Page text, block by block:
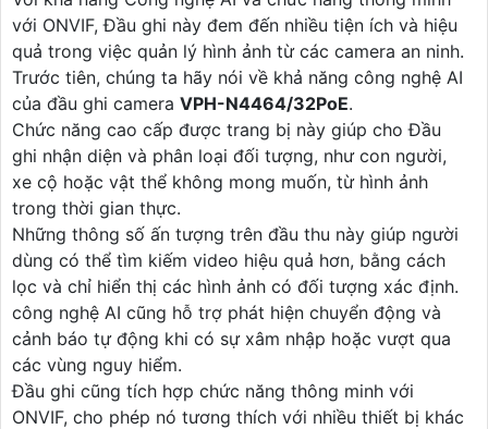
với ONVIF, Đầu ghi này đem đến nhiều tiện ích và hiệu
quả trong việc quản lý hình ảnh từ các camera an ninh.
Trước tiên, chúng ta hãy nói về khả năng công nghệ AI
của đầu ghi camera VPH-N4464/32PoE.
Chức năng cao cấp được trang bị này giúp cho Đầu
ghi nhận diện và phân loại đối tượng, như con người,
xe cộ hoặc vật thể không mong muốn, từ hình ảnh
trong thời gian thực.
Những thông số ấn tượng trên đầu thu này giúp người
dùng có thể tìm kiếm video hiệu quả hơn, bằng cách
lọc và chỉ hiển thị các hình ảnh có đối tượng xác định.
công nghệ AI cũng hỗ trợ phát hiện chuyển động và
cảnh báo tự động khi có sự xâm nhập hoặc vượt qua
các vùng nguy hiểm.
Đầu ghi cũng tích hợp chức năng thông minh với
ONVIF, cho phép nó tương thích với nhiều thiết bị khác